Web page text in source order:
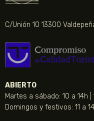
C/Unión 10 13300
ABIERTO
Martes a sábado: 10 a 14h |
Domingos y festivos: 11 a